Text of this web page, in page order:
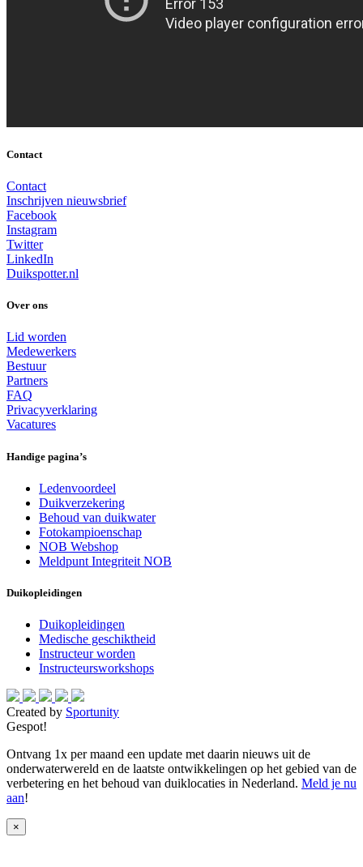
Contact
Contact
Inschrijven nieuwsbrief
Facebook
Instagram
Twitter
LinkedIn
Duikspotter.nl
Over ons
Lid worden
Medewerkers
Bestuur
Partners
FAQ
Privacyverklaring
Vacatures
Handige pagina’s
Ledenvoordeel
Duikverzekering
Behoud van duikwater
Fotokampioenschap
NOB Webshop
Meldpunt Integriteit NOB
Duikopleidingen
Duikopleidingen
Medische geschiktheid
Instructeur worden
Instructeursworkshops
Created by Sportunity
Gespot!
Ontvang 1x per maand een update met daarin nieuws uit de
onderwaterwereld en de laatste ontwikkelingen op het gebied van de
verbetering en het behoud van duiklocaties in Nederland. Meld je nu
aan!
×